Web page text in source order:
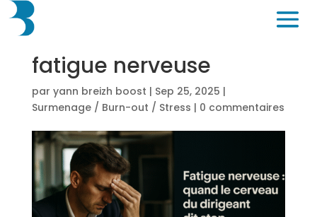
fatigue nerveuse
par yann breizh boost | Sep 25, 2025 |
Surmenage / Burn-out / Stress | 0 commentaires